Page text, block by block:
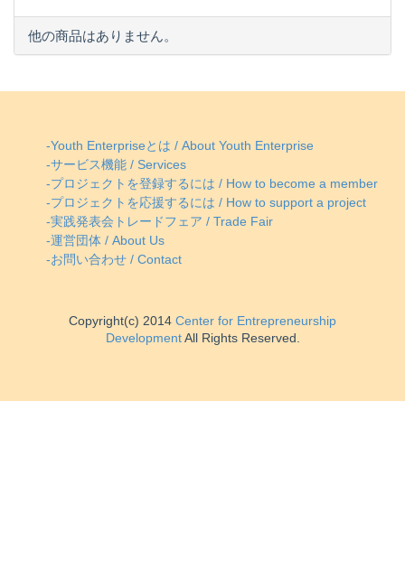
他の商品はありません。
-Youth Enterpriseとは / About Youth Enterprise
-サービス機能 / Services
-プロジェクトを登録するには / How to become a member
-プロジェクトを応援するには / How to support a project
-実践発表会トレードフェア / Trade Fair
-運営団体 / About Us
-お問い合わせ / Contact
Copyright(c) 2014 Center for Entrepreneurship
DevelopmentAll Rights Reserved.